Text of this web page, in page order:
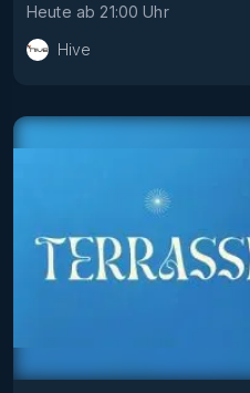
Heute ab 21:00 Uhr
Hive